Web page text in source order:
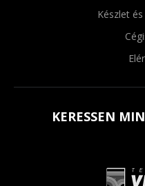
Készlet
KERESSEN